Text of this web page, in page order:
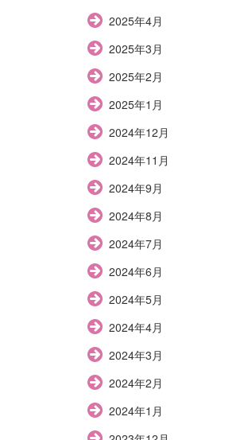
2025年4月
2025年3月
2025年2月
2025年1月
2024年12月
2024年11月
2024年9月
2024年8月
2024年7月
2024年6月
2024年5月
2024年4月
2024年3月
2024年2月
2024年1月